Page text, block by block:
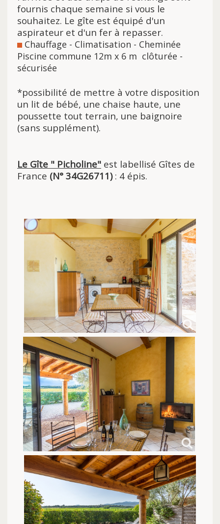
fournis chaque semaine si vous le
souhaitez. Le gîte est équipé d'un
aspirateur et d'un fer à repasser.
Chauffage - Climatisation - Cheminée
Piscine commune 12m x 6 m clôturée -
sécurisée
*possibilité de mettre à votre disposition
un lit de bébé, une chaise haute, une
poussette tout terrain, une baignoire
(sans supplément).
Le Gîte " Picholine" est labellisé Gîtes de
France (N° 34G26711): 4 épis.